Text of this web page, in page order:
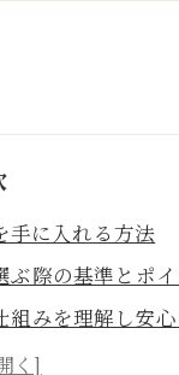
手に入れる方法
際の基準とポイ
組みを理解し安
が役立つ理由を詳